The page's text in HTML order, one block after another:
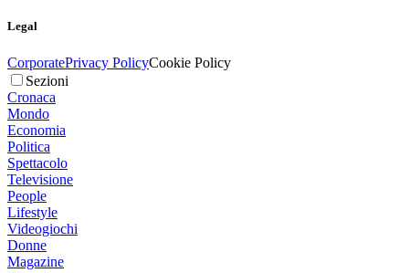
Legal
CorporatePrivacy PolicyCookie Policy
Sezioni
Cronaca
Mondo
Economia
Politica
Spettacolo
Televisione
People
Lifestyle
Videogiochi
Donne
Magazine